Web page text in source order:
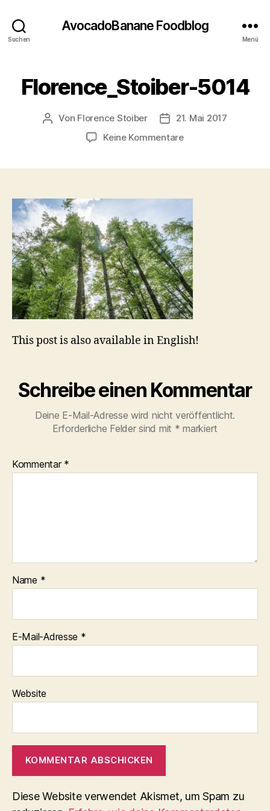
Suchen
AvocadoBanane Foodblog
Menü
Florence_Stoiber-5014
Beitragsautor
Von Florence Stoiber Veröffentlichungsdatum
21. Mai 2017
Keine Kommentarezu
This post is also available in English!
Schreibe einen Kommentar
Deine E-Mail-Adresse wird nicht veröffentlicht.
Erforderliche Felder sind mit * markiert
Kommentar *
Name *
E-Mail-Adresse *
Website
Diese Website verwendet Akismet, um Spam zu